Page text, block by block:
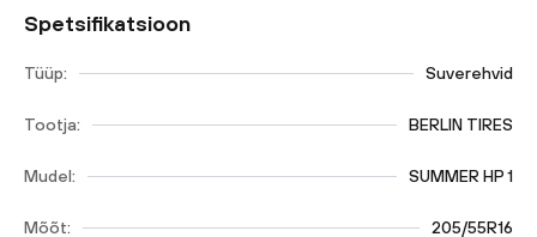
Spetsifikatsioon
Tüüp: Suverehvid
Tootja: BERLIN TIRES
Mudel: SUMMER HP 1
Mõõt: 205/55R16